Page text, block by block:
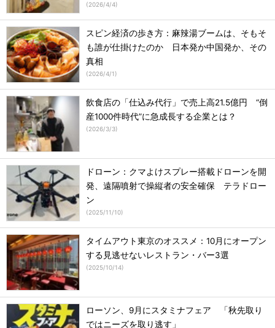
(2026/4/4)
スピン経済の歩き方：麻辣湯ブームは、そもそ
も誰が仕掛けたのか 日本発か中国発か、その
真相
(2026/4/1)
飲食店の「仕込み代行」で売上高21.5億円 “倒
産1000件時代”に急成長する企業とは？
(2026/3/3)
ドローン：クマよけスプレー搭載ドローンを開
発、遠隔噴射で操縦者の安全確保 テラドロー
ン
(2025/11/10)
タイムアウト東京のオススメ：10月にオープン
する見逃せないレストラン・バー3選
(2025/10/14)
ローソン、9月にスタミナフェア 「秋先取り
ではニーズを取り逃す」